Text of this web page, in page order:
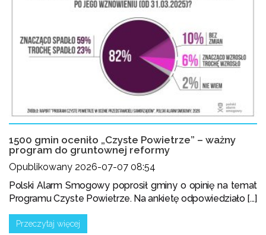
1500 gmin oceniło „Czyste Powietrze” – ważny
program do gruntownej reformy
Opublikowany 2026-07-07 08:54
Polski Alarm Smogowy poprosił gminy o opinię na temat
Programu Czyste Powietrze. Na ankietę odpowiedziało [...]
Przeczytaj więcej